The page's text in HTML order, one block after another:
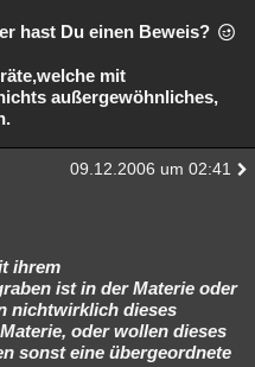
hast Du einen Beweis?
mit
außergewöhnliches,
09.12.2006 um 02:41
ihrem
ist in der Materie oder
nichtwirklich dieses
oder wollen dieses
sonst eine übergeordnete